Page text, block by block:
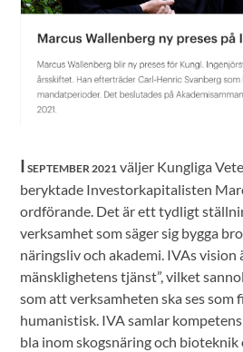
I SEPTEMBER 2021 väljer Kungliga
beryktade Investorkapitalisten
ordförande. Det är ett tydligt
verksamhet som säger sig bygga
näringsliv och akademi. IVAs vision
mänsklighetens tjänst”, vilket
som att verksamheten ska ses som
humanistisk. IVA samlar
bla inom skogsnäring och